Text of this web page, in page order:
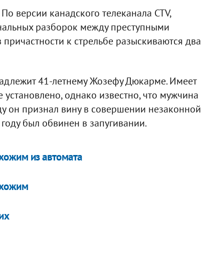
версии канадского телеканала CTV,
разборок между преступными
к стрельбе разыскиваются два
41-летнему Жозефу Дюкарме. Имеет
однако известно, что мужчина
он признал вину в совершении незаконной
был обвинен в запугивании.
из автомата